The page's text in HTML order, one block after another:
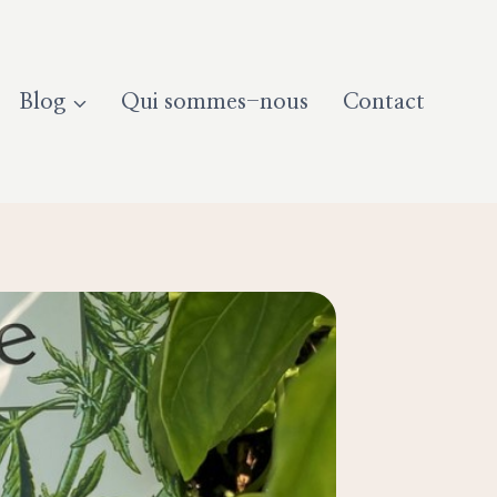
Blog Qui sommes-nous Contact